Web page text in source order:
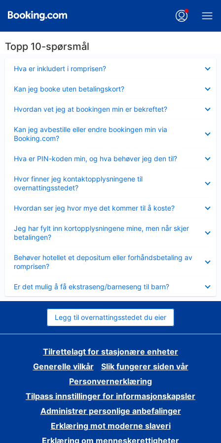
Topp 10-spørsmål
Hva er inkludert i romprisen?
mindre
Kan jeg booke uten betalingskort?
mindre
Hvordan vet jeg at bookingen min er bekreftet?
mindre
Kan jeg avbestille eller endre bookingen min via
Booking.com?
mindre
Hva er PIN-koden min, og hva behøver jeg den til?
mindre
Hvor finner jeg kontaktopplysningene til
overnattingsstedet?
mindre
Hvordan ser jeg hvor mye det kommer til å koste?
mindre
Jeg har fylt inn kortopplysningene mine, men når skjer
betalingen?
mindre
Behøver hotellet et depositum eller forhåndsbetaling av
romprisen?
mindre
Er det mulig å få ekstraseng/barneseng til barn?
mindre
Legg til overnattingsstedet du eier
Tilrettelagt for stasjonære enheter
Generelle vilkår
Slik fungerer siden vår
Personvernerklæring
Tilpass innstillinger for informasjonskapsler
Administrer personlige anbefalinger
Erklæring mot moderne slaveri
Erklæring om menneskerettigheter